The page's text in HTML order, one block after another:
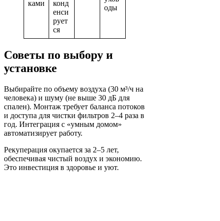
ками
конд
енси
рует
ся
оды
Советы по выбору и
установке
Выбирайте по объему воздуха (30 м³/ч на
человека) и шуму (не выше 30 дБ для
спален). Монтаж требует баланса потоков
и доступа для чистки фильтров 2–4 раза в
год. Интеграция с «умным домом»
автоматизирует работу.
Рекуперация окупается за 2–5 лет,
обеспечивая чистый воздух и экономию.
Это инвестиция в здоровье и уют.